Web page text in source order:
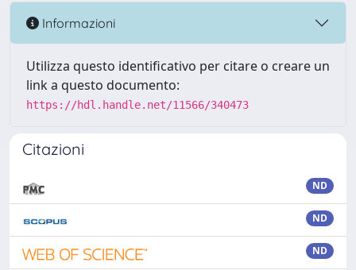
Informazioni
Utilizza questo identificativo per citare o creare un
link a questo documento:
https://hdl.handle.net/11566/340473
Citazioni
ND
ND
ND